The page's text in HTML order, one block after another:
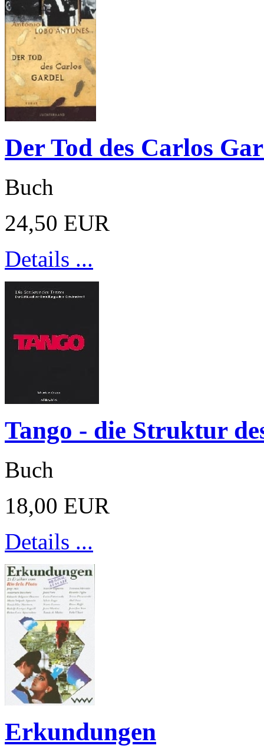
Der Tod des Carlos
Buch
24,50 EUR
Details ...
Tango - die Struktur
Buch
18,00 EUR
Details ...
Erkundungen